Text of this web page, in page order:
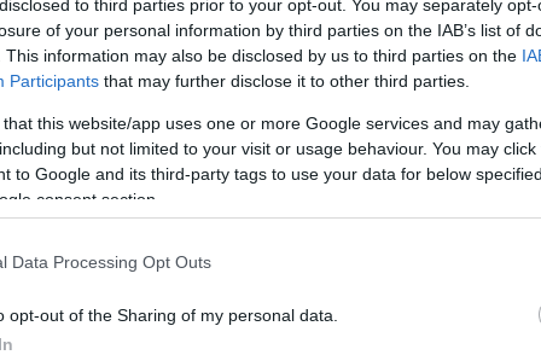
to third parties prior to your opt-out. You may separately
of your personal information by third parties on the IAB’s list of
This information may also be disclosed by us to third parties on the
Participants that may further disclose it to other third parties.
that this website/app uses one or more Google services and may
but not limited to your visit or usage behaviour. You may
to Google and its third-party tags to use your data for below
consent section.
Data Processing Opt Outs
opt-out of the Sharing of my personal data.
Παναθηναϊκός προχώρησαν σε από κοινού
#TeamUp της Acronis. Η TicTac
ο μοναδικός Platinum Service Provider στην
προηγμένες λύσεις κυβερνοασφάλειας
Business Continuity και Email Security,
απώλειας των δεδομένων της ομάδας